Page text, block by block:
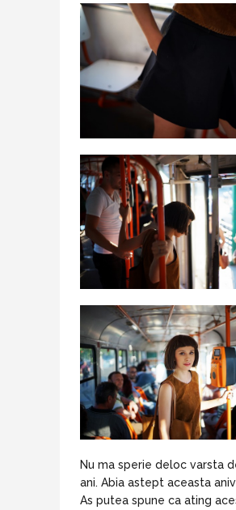
Nu ma sperie deloc varsta
ani. Abia astept aceasta
As putea spune ca ating